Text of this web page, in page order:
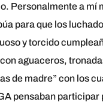
Personalmente a mí
para que los
y torcido
aguaceros,
de madre” con los
pensaban